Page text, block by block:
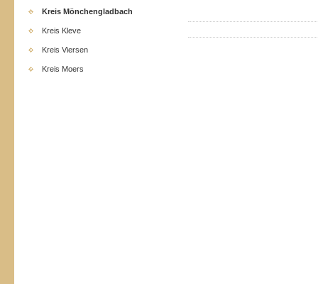
Kreis Mönchengladbach
Kreis Kleve
Kreis Viersen
Kreis Moers